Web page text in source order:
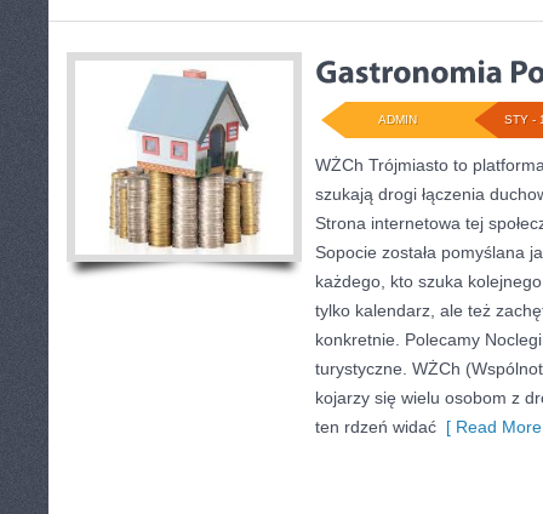
STY -
ADMIN
WŻCh Trójmiasto to
szukają drogi łączenia
Strona internetowa tej
Sopocie została pomyślana
każdego, kto szuka
tylko kalendarz, ale też
konkretnie. Polecamy
turystyczne. WŻCh
kojarzy się wielu osobom z
ten rdzeń widać [ Read